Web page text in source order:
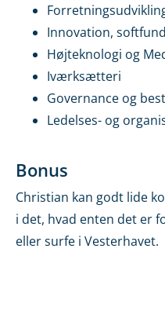
Innovation,
Højteknologi og
Iværksætteri
Governance og
Ledelses- og
Bonus
Christian kan godt lide
i det, hvad enten det er
eller surfe i Vesterhavet.